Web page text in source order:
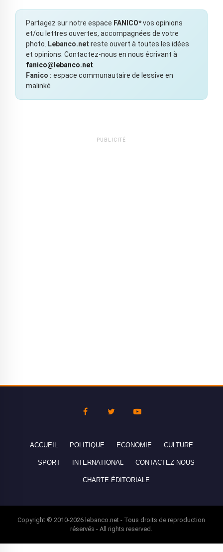
Partagez sur notre espace FANICO*vos opinions
et/ou lettres ouvertes, accompagnées de votre
photo. Lebanco.net reste ouvert à toutes les idées
et opinions. Contactez-nous en nous écrivant à
fanico@lebanco.net.
Fanico : espace communautaire de lessive en
malinké
PUBLICITÉ
ACCUEIL POLITIQUE ECONOMIE CULTURE
SPORT INTERNATIONAL CONTACTEZ-NOUS
CHARTE ÉDITORIALE
Copyright © 2010-2026 lebanco.net - Tous droits de reproduction
réservés - All rights reserved.